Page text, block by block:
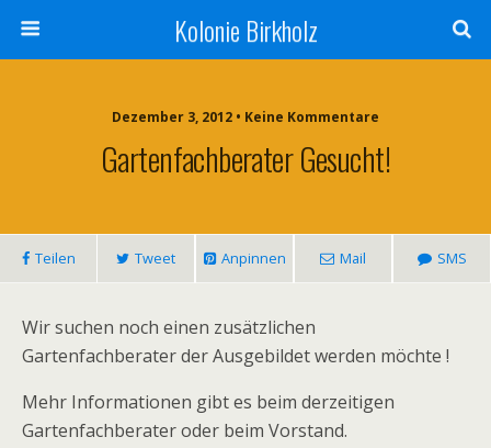
Kolonie Birkholz
Dezember 3, 2012 • Keine Kommentare
Gartenfachberater Gesucht!
Teilen Tweet Anpinnen Mail SMS
Wir suchen noch einen zusätzlichen
Gartenfachberater der Ausgebildet werden möchte !
Mehr Informationen gibt es beim derzeitigen
Gartenfachberater oder beim Vorstand.